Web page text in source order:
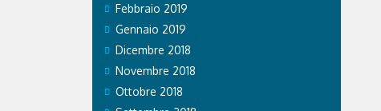
Febbraio 2019
Gennaio 2019
Dicembre 2018
Novembre 2018
Ottobre 2018